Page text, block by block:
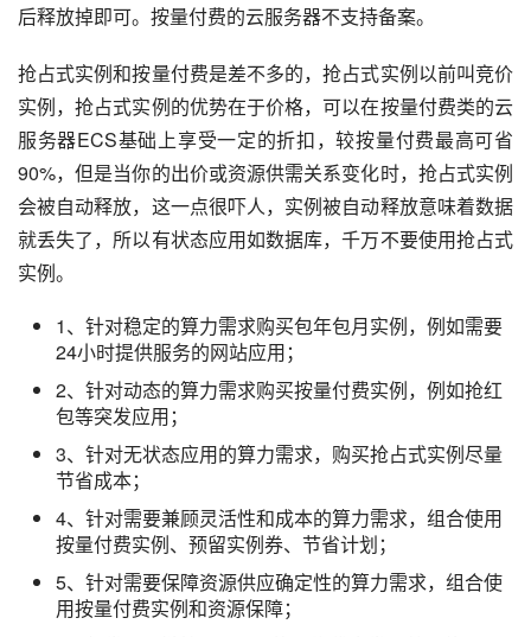
后释放掉即可。按量付费的云服务器不支持备案。
抢占式实例和按量付费是差不多的，抢占式实例以前叫竞价
实例，抢占式实例的优势在于价格，可以在按量付费类的云
服务器ECS基础上享受一定的折扣，较按量付费最高可省
90%，但是当你的出价或资源供需关系变化时，抢占式实例
会被自动释放，这一点很吓人，实例被自动释放意味着数据
就丢失了，所以有状态应用如数据库，千万不要使用抢占式
实例。
1、针对稳定的算力需求购买包年包月实例，例如需要
24小时提供服务的网站应用；
2、针对动态的算力需求购买按量付费实例，例如抢红
包等突发应用；
3、针对无状态应用的算力需求，购买抢占式实例尽量
节省成本；
4、针对需要兼顾灵活性和成本的算力需求，组合使用
按量付费实例、预留实例券、节省计划；
5、针对需要保障资源供应确定性的算力需求，组合使
用按量付费实例和资源保障；